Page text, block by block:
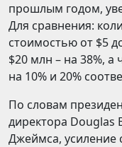
прошлым годом,
Для сравнения:
стоимостью от $5
$20 млн – на 38%,
на 10% и 20%
По словам
директора Douglas
Джеймса, усиление